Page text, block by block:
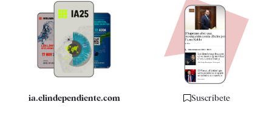
Quiénes somos
Especificaciones
ia.elindependiente.com Suscríbete